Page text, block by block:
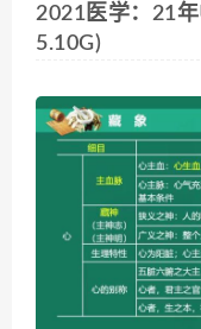
2021医学：21
5.10G)